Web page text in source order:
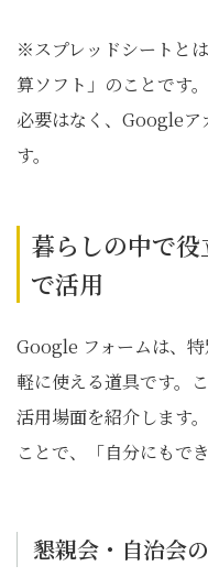
※スプレッドシートと
算ソフト」のことです
必要はなく、Googleア
す。
暮らしの中で
で活用
Google フォームは、
軽に使える道具です。
活用場面を紹介します
ことで、「自分にもで
懇親会・自治会